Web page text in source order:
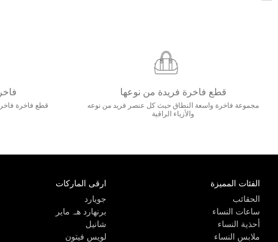
قطع فاخرة فريدة من نوعها
مجموعة فاخرة واسعة النطاق حيث كل عنصر فريد من نوعه
والأزياء الراقية
قطع فاخرة
الفئات المميزة
الحقائب
ساعات النساء
أحذية النساء
ملابس النساء
ارقى الماركات
جويارد
برنهارد هـ. ماير
شانيل
لويس فيتون